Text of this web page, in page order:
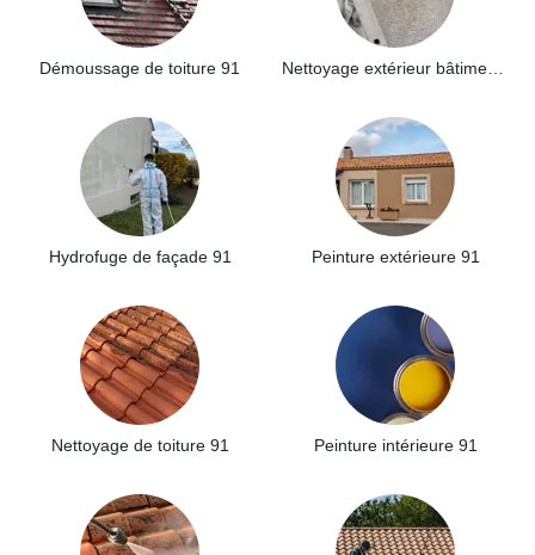
Démoussage de toiture 91
Hydrofuge de façade 91 Peinture extérieure 91
Nettoyage de toiture 91 Peinture intérieure 91